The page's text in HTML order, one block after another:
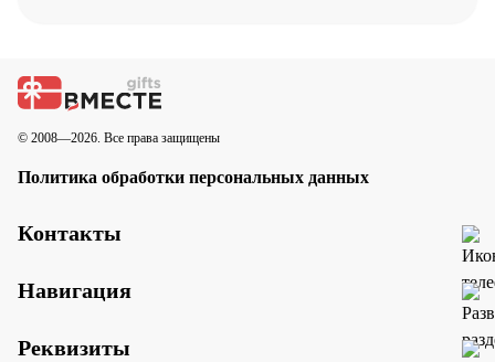
© 2008—2026. Все права защищены
Политика обработки персональных данных
Контакты
Навигация
Реквизиты